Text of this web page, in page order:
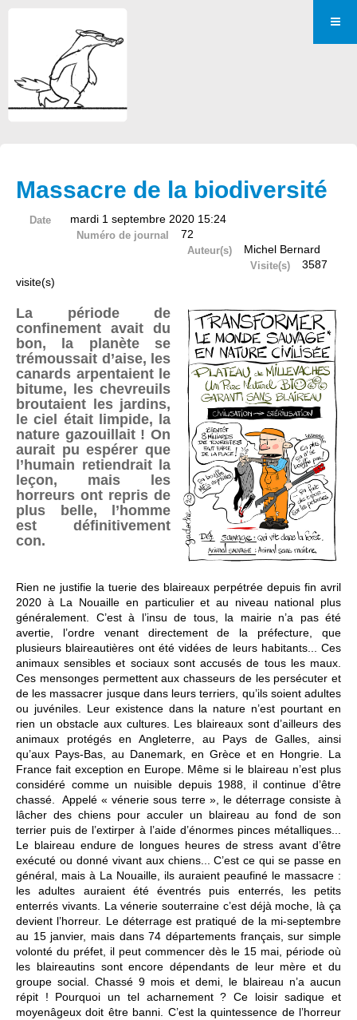
Massacre de la biodiversité
Date mardi 1 septembre 2020 15:24
Numéro de journal 72
Auteur(s) Michel Bernard
Visite(s)
3587
visite(s)
La période de
confinement avait du
bon, la planète se
trémoussait d’aise, les
canards arpentaient le
bitume, les chevreuils
broutaient les jardins,
le ciel était limpide, la
nature gazouillait ! On
aurait pu espérer que
l’humain retiendrait la
leçon, mais les
horreurs ont repris de
plus belle, l’homme
est définitivement
con.
Rien ne justifie la tuerie des blaireaux perpétrée depuis fin avril
2020 à La Nouaille en particulier et au niveau national plus
généralement. C’est à l’insu de tous, la mairie n’a pas été
avertie, l’ordre venant directement de la préfecture, que
plusieurs blaireautières ont été vidées de leurs habitants... Ces
animaux sensibles et sociaux sont accusés de tous les maux.
Ces mensonges permettent aux chasseurs de les persécuter et
de les massacrer jusque dans leurs terriers, qu’ils soient adultes
ou juvéniles. Leur existence dans la nature n’est pourtant en
rien un obstacle aux cultures. Les blaireaux sont d’ailleurs des
animaux protégés en Angleterre, au Pays de Galles, ainsi
qu’aux Pays-Bas, au Danemark, en Grèce et en Hongrie. La
France fait exception en Europe. Même si le blaireau n’est plus
considéré comme un nuisible depuis 1988, il continue d’être
chassé. Appelé « vénerie sous terre », le déterrage consiste à
lâcher des chiens pour acculer un blaireau au fond de son
terrier puis de l’extirper à l’aide d’énormes pinces métalliques...
Le blaireau endure de longues heures de stress avant d’être
exécuté ou donné vivant aux chiens... C’est ce qui se passe en
général, mais à La Nouaille, ils auraient peaufiné le massacre :
les adultes auraient été éventrés puis enterrés, les petits
enterrés vivants. La vénerie souterraine c’est déjà moche, là ça
devient l’horreur. Le déterrage est pratiqué de la mi-septembre
au 15 janvier, mais dans 74 départements français, sur simple
volonté du préfet, il peut commencer dès le 15 mai, période où
les blaireautins sont encore dépendants de leur mère et du
groupe social. Chassé 9 mois et demi, le blaireau n’a aucun
répit ! Pourquoi un tel acharnement ? Ce loisir sadique et
moyenâgeux doit être banni. C’est la quintessence de l’horreur